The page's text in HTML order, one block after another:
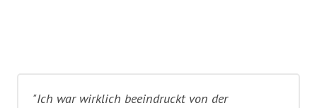
"Ich war wirklich beeindruckt von der